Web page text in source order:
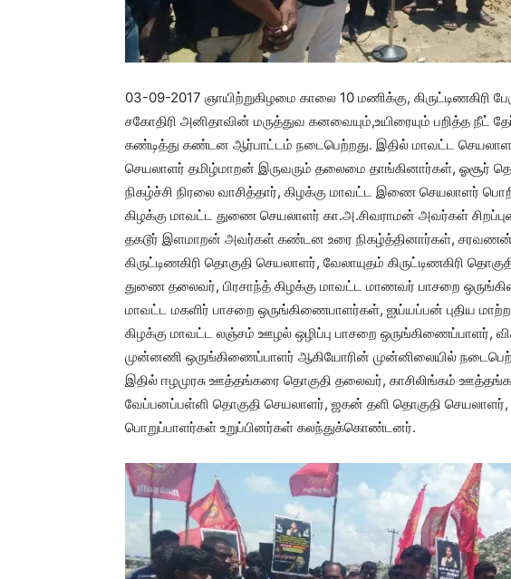
03-09-2017 ஞாயிற்றுகிழமை காலை 10 மணிக்கு,
சகோதிரி அனிதாவின் மருத்துவ கனவையும்,உயிரையும் பறித்த நீட்
கண்டித்து கண்டன ஆர்பாட்டம் நடைபெற்றது. இதில் மாவட்ட செயலாளர்
செயலாளர் தமிழ்மாறன் இருவரும் தலைமை தாங்கினார்கள், ஓசூர்
நிகழ்ச்சி நிரலை வாசித்தார், கிழக்கு மாவட்ட இணை செயலாளர்
கிழக்கு மாவட்ட துணை செயலாளர் கா.அ.சிவராமன் அவர்கள்
தகடூர் இளமாறன் அவர்கள் கண்டன உரை நிகழ்த்தினார்கள், சரவணன்
கிருட்டிணகிரி தொகுதி செயலாளர், வேலாயுதம் கிருட்டிணகிரி
துணை தலைவர், பிரசாந்த் கிழக்கு மாவட்ட மாணவர் பாசறை
மாவட்ட மகளிர் பாசறை ஒருங்கிணைபாளர்கள், ஐய்யப்பன் புதிய
கிழக்கு மாவட்ட லஞ்சம் ஊழல் ஒழிப்பு பாசறை ஒருங்கிணைப்பாளர்,
முன்னணி ஒருங்கிணைப்பாளர் ஆகியோரின் முன்னிலையில்
இதில் ஈழமுரசு ஊத்தங்கரை தொகுதி தலைவர், காசிலிங்கம்
வேப்பனப்பள்ளி தொகுதி செயலாளர், ஜகன் தளி தொகுதி செயலாளர்,
பொறுப்பாளர்கள் உறுப்பினர்கள் கலந்துக்கொண்டனர்.